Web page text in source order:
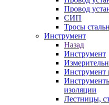
Провод
СИП
Тросы
Инструмент
Назад
Инструмент
Инструмент
изоляции
Лестницы,